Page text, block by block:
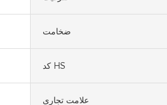
ضخامت
کد HS
علامت تجاری